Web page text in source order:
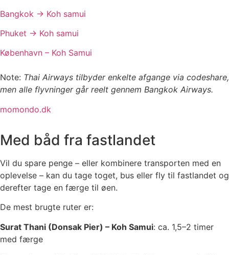
Bangkok -> Koh samui
Phuket -> Koh samui
København – Koh Samui
Note: Thai Airways tilbyder enkelte afgange via codeshare,
men alle flyvninger går reelt gennem Bangkok Airways.
momondo.dk
Med båd fra fastlandet
Vil du spare penge – eller kombinere transporten med en
oplevelse – kan du tage toget, bus eller fly til fastlandet og
derefter tage en færge til øen.
De mest brugte ruter er:
Surat Thani (Donsak Pier) – Koh Samui: ca. 1,5–2 timer
med færge